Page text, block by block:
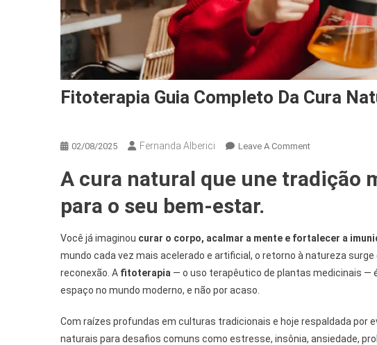
Fitoterapia Guia Completo Da Cura
02/08/2025 Fernanda Alberici Leave A CommentOn
Guia
Completo
Natural
Comprovada
Pela
A cura natural que une tradição
para o seu bem-estar.
Você já imaginou curar o corpo, acalmar a mente e fortalecer a
mundo cada vez mais acelerado e artificial, o retorno à natureza
reconexão. A fitoterapia — o uso terapêutico de plantas medicinais —
espaço no mundo moderno, e não por acaso.
Com raízes profundas em culturas tradicionais e hoje respaldada
naturais para desafios comuns como estresse, insônia, ansiedade,